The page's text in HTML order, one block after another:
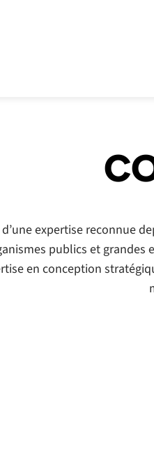
expertise reconnue
publics et grandes
en conception